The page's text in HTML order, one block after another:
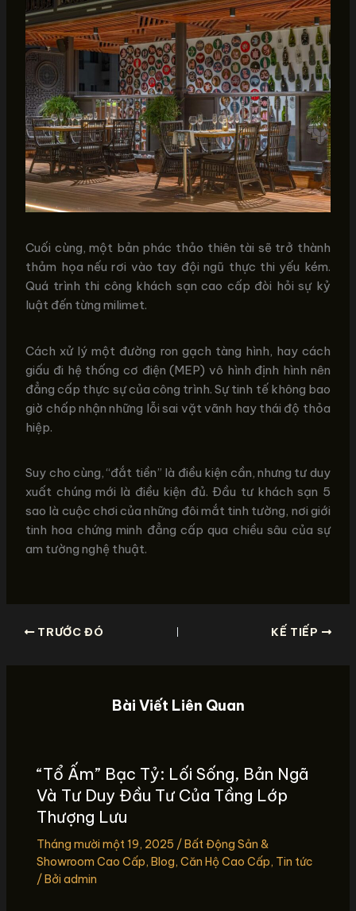
Cuối cùng, một bản phác thảo thiên tài sẽ trở thành
thảm họa nếu rơi vào tay đội ngũ thực thi yếu kém.
Quá trình thi công khách sạn cao cấp đòi hỏi sự kỷ
luật đến từng milimet.
Cách xử lý một đường ron gạch tàng hình, hay cách
giấu đi hệ thống cơ điện (MEP) vô hình định hình nên
đẳng cấp thực sự của công trình. Sự tinh tế không bao
giờ chấp nhận những lỗi sai vặt vãnh hay thái độ thỏa
hiệp.
Suy cho cùng, “đắt tiền” là điều kiện cần, nhưng tư duy
xuất chúng mới là điều kiện đủ. Đầu tư khách sạn 5
sao là cuộc chơi của những đôi mắt tinh tường, nơi giới
tinh hoa chứng minh đẳng cấp qua chiều sâu của sự
am tường nghệ thuật.
TRƯỚC ĐÓ KẾ TIẾP
Bài Viết Liên Quan
“Tổ Ấm” Bạc Tỷ: Lối Sống, Bản Ngã
Và Tư Duy Đầu Tư Của Tầng Lớp
Thượng Lưu
Tháng mười một 19, 2025 /Bất Động Sản &
Showroom Cao Cấp, Blog, Căn Hộ Cao Cấp, Tin tức
/ Bởi admin